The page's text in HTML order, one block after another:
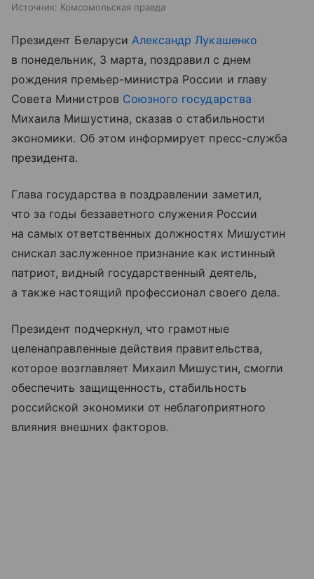
Источник: Комсомольская правда
Президент Беларуси Александр Лукашенко
в понедельник, 3 марта, поздравил с днем
рождения премьер-министра России и главу
Совета Министров Союзного государства
Михаила Мишустина, сказав о стабильности
экономики. Об этом информирует пресс-служба
президента.
Глава государства в поздравлении заметил,
что за годы беззаветного служения России
на самых ответственных должностях Мишустин
снискал заслуженное признание как истинный
патриот, видный государственный деятель,
а также настоящий профессионал своего дела.
Президент подчеркнул, что грамотные
целенаправленные действия правительства,
которое возглавляет Михаил Мишустин, смогли
обеспечить защищенность, стабильность
российской экономики от неблагоприятного
влияния внешних факторов.